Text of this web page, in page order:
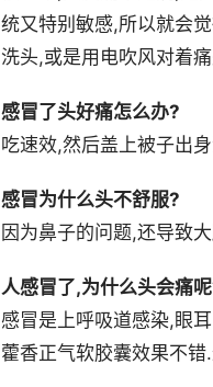
统又特别敏感,所以就会
洗头,或是用电吹风对着
感冒了头好痛怎么办?
吃速效,然后盖上被子出
感冒为什么头不舒服?
因为鼻子的问题,还导致
人感冒了,为什么头会痛
感冒是上呼吸道感染,眼
藿香正气软胶囊效果不